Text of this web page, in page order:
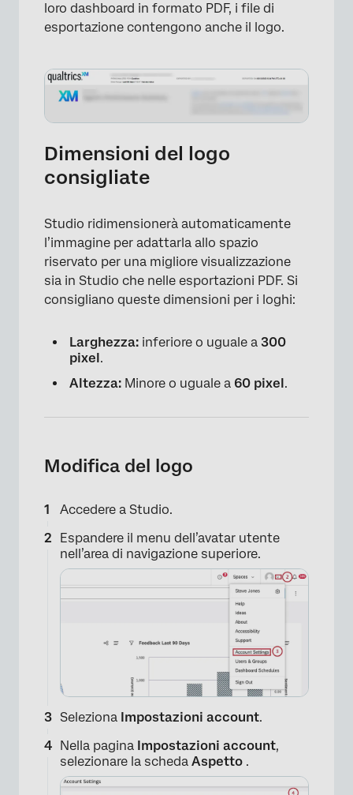
loro dashboard in formato PDF, i file di
esportazione contengono anche il logo.
Dimensioni del logo
consigliate
Studio ridimensionerà automaticamente
l’immagine per adattarla allo spazio
riservato per una migliore visualizzazione
sia in Studio che nelle esportazioni PDF. Si
consigliano queste dimensioni per i loghi:
Larghezza: inferiore o uguale a 300
pixel .
Altezza: Minore o uguale a 60 pixel .
Modifica del logo
Accedere a Studio.
Espandere il menu dell’avatar utente
nell’area di navigazione superiore.
Seleziona Impostazioni account.
Nella pagina Impostazioni account,
selezionare la scheda Aspetto .